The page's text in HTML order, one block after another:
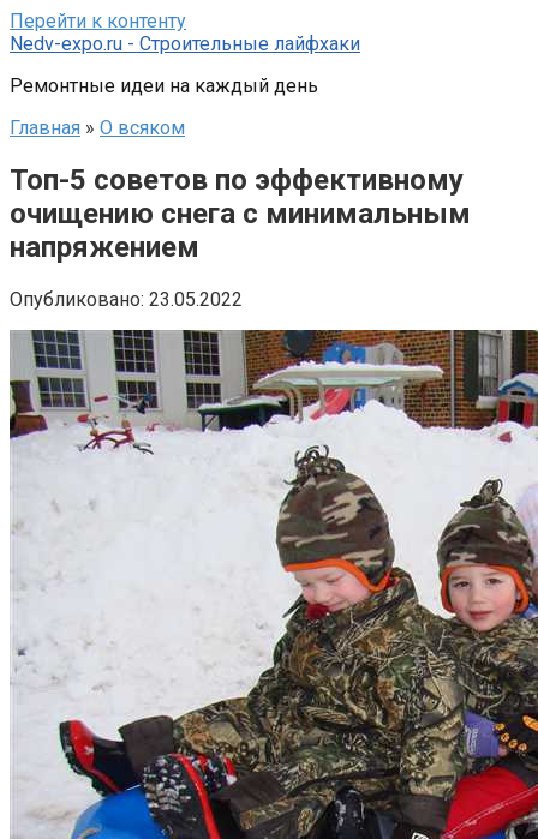
Перейти к контенту
Nedv-expo.ru - Строительные лайфхаки
Ремонтные идеи на каждый день
Главная » О всяком
Топ-5 советов по эффективному
очищению снега с минимальным
напряжением
Опубликовано: 23.05.2022